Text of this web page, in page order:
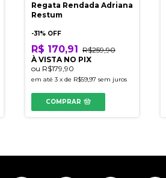
Regata Rendada Adriana
Restum
-31 % OFF
R$ 170,91
R$259,90
À VISTA NO PIX
ou R$179,90
em até 3 x de R$59,97 sem juros
COMPRAR